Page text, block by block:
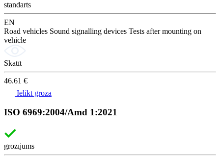
standarts
EN
Road vehicles Sound signalling devices Tests after mounting on
vehicle
Skatīt
46.61 €
Ielikt grozā
ISO 6969:2004/Amd 1:2021
grozījums